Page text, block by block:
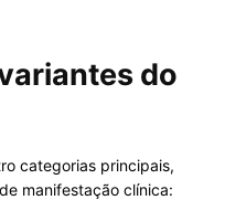
do
categorias principais,
manifestação clínica: